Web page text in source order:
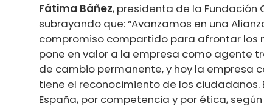
Fátima Báñez, presidenta de la Fundación
subrayando que: “Avanzamos en una
compromiso compartido para afrontar los
pone en valor a la empresa como agente
de cambio permanente, y hoy la empresa
tiene el reconocimiento de los
España, por competencia y por ética,